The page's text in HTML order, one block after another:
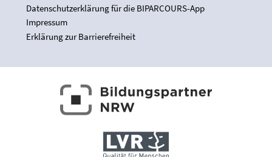
Datenschutzerklärung für die BIPARCOURS-App
Impressum
Erklärung zur Barrierefreiheit